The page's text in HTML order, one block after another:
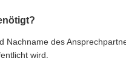
Nachname des
wird.